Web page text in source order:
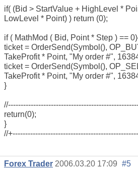
if( (Bid > StartValue + HighLevel *
LowLevel * Point) ) return (0);
if ( MathMod ( Bid, Point * Step ) ==
ticket = OrderSend(Symbol(),
TakeProfit * Point, "My order #",
ticket = OrderSend(Symbol(),
TakeProfit * Point, "My order #",
}
return(0);
}
//
Forex Trader 2006.03.20 17:09 #5